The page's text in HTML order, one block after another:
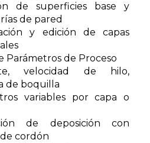
de superficies base y
de pared
y edición de capas
Parámetros de Proceso
velocidad de hilo,
de boquilla
variables por capa o
de deposición con
cordón